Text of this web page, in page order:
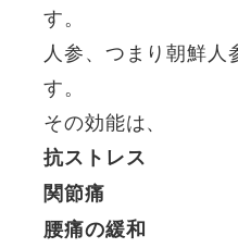
す。
人参、つまり朝鮮
す。
その効能は、
抗ストレス
関節痛
腰痛の緩和